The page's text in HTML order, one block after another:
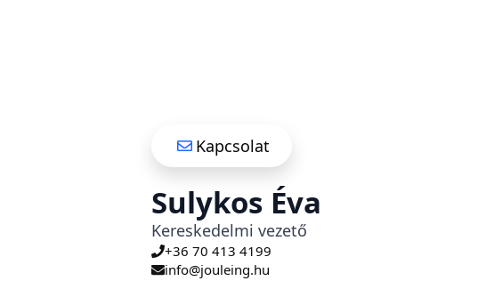
Kapcsolat
Sulykos Éva
Kereskedelmi vezető
+36 70 413 4199
info@jouleing.hu